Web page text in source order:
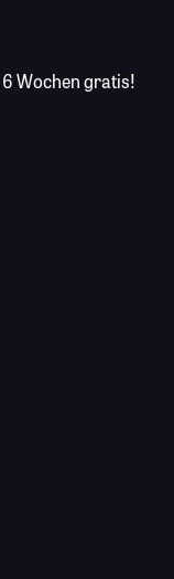
6 Wochen gratis!